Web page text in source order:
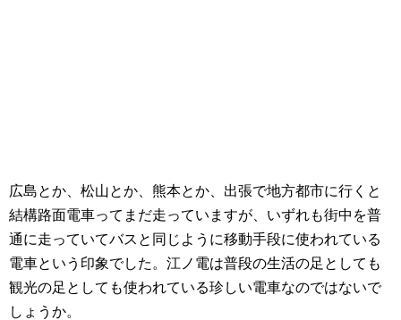
広島とか、松山とか、熊本とか、出張で地方都市に行くと
結構路面電車ってまだ走っていますが、いずれも街中を普
通に走っていてバスと同じように移動手段に使われている
電車という印象でした。江ノ電は普段の生活の足としても
観光の足としても使われている珍しい電車なのではないで
しょうか。